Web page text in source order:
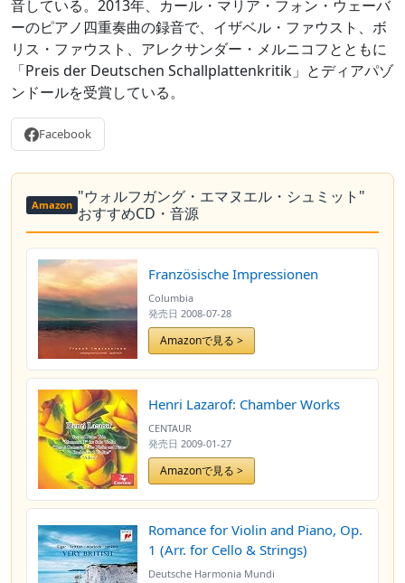
音している。2013年、カール・マリア・フォン・ウェーバ
ーのピアノ四重奏曲の録音で、イザベル・ファウスト、ボ
リス・ファウスト、アレクサンダー・メルニコフとともに
「Preis der Deutschen Schallplattenkritik」とディアパゾ
ンドールを受賞している。
Facebook
Amazon "ウォルフガング・エマヌエル・シュミット"
おすすめCD・音源
Französische Impressionen
Columbia
発売日 2008-07-28
Amazonで見る >
Henri Lazarof: Chamber Works
CENTAUR
発売日 2009-01-27
Amazonで見る >
Romance for Violin and Piano, Op.
1 (Arr. for Cello & Strings)
Deutsche Harmonia Mundi